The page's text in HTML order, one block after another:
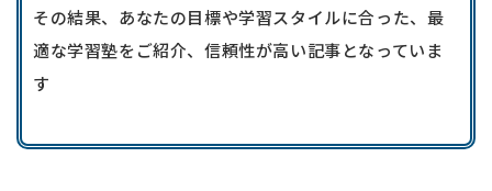
その結果、あなたの目標や学習スタイルに合った、最
適な学習塾をご紹介、信頼性が高い記事となっていま
す